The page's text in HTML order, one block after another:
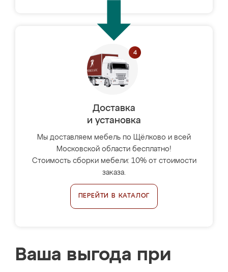
Доставка
и установка
Мы доставляем мебель по Щёлково и всей
Московской области бесплатно!
Стоимость сборки мебели: 10% от стоимости
заказа.
ПЕРЕЙТИ В КАТАЛОГ
Ваша выгода при